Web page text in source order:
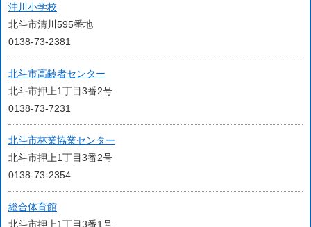
沖川小学校
北斗市清川595番地
0138-73-2381
北斗市高齢者センター
北斗市押上1丁目3番2号
0138-73-7231
北斗市林業協業センター
北斗市押上1丁目3番2号
0138-73-2354
総合体育館
北斗市押上1丁目3番1号